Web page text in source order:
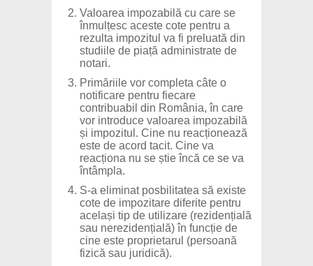
Valoarea impozabilă cu care se
înmulțesc aceste cote pentru a
rezulta impozitul va fi preluată din
studiile de piață administrate de
notari.
Primăriile vor completa câte o
notificare pentru fiecare
contribuabil din România, în care
vor introduce valoarea impozabilă
și impozitul. Cine nu reacționează
este de acord tacit. Cine va
reacționa nu se știe încă ce se va
întâmpla.
S-a eliminat posbilitatea să existe
cote de impozitare diferite pentru
același tip de utilizare (rezidențială
sau nerezidențială) în funcție de
cine este proprietarul (persoană
fizică sau juridică).